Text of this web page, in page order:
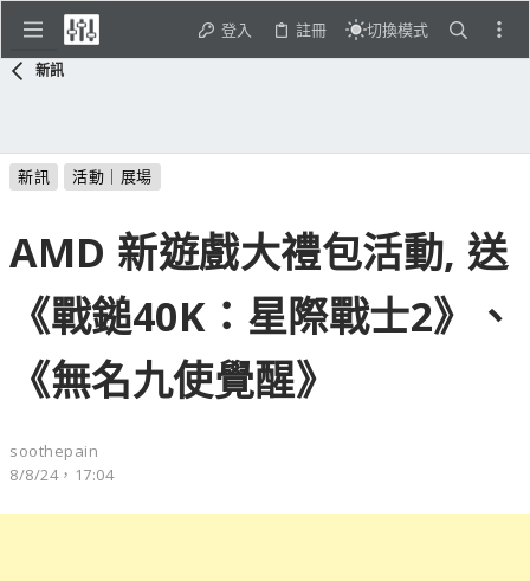
登入 註冊 切換模式
新訊
新訊 活動｜展場
AMD 新遊戲大禮包活動, 送
《戰鎚40K：星際戰士2》、
《無名九使覺醒》
soothepain
8/8/24，17:04